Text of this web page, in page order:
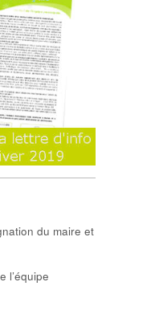
du maire et
l’équipe